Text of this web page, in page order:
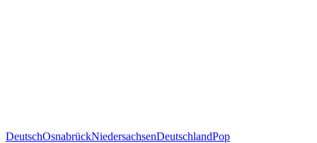
DeutschOsnabrückNiedersachsenDeutschlandPop